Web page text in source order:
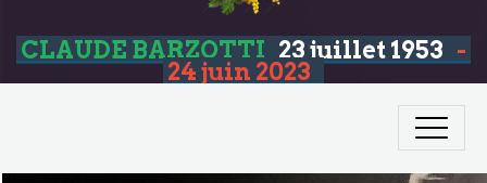
CLAUDE BARZOTTI 23 juillet 1953 -
24 juin 2023